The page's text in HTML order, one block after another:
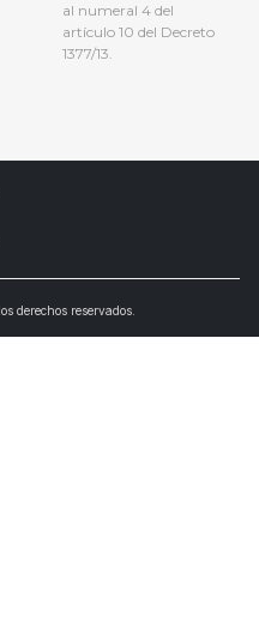
al numeral 4 del
artículo 10 del Decreto
1377/13.
derechos reservados.